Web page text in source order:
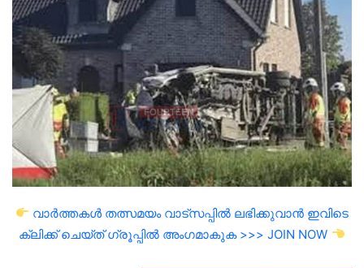
email
വാർത്തകൾ തത്സമയം വാട്സപ്പിൽ ലഭിക്കുവാൻ ഇവിടെ
ക്ലിക്ക് ചെയ്ത് ഗ്രൂപ്പിൽ അംഗമാകുക >>> JOIN NOW